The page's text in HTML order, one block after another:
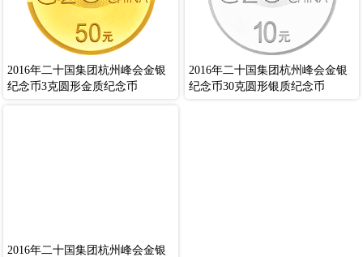
2016年二十国集团杭州峰会金银
纪念币3克圆形金质纪念币
2016年二十国集团杭州峰会金银
纪念币30克圆形银质纪念币
2016年二十国集团杭州峰会金银